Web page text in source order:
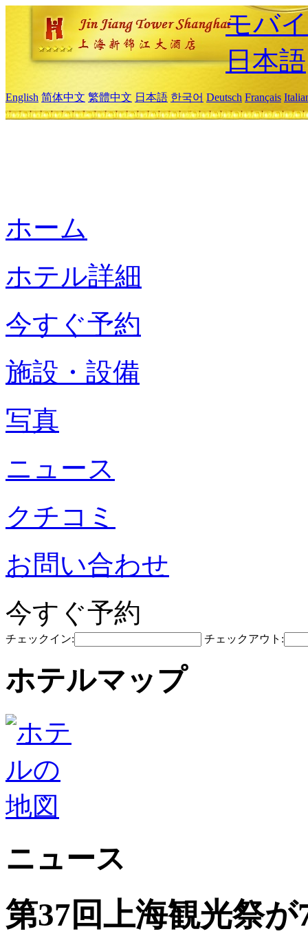
モバ
日本語
English 简体中文 繁體中文 日本語 한국어 Deutsch Français
ホーム
ホテル詳細
今すぐ予約
施設・設備
写真
ニュース
クチコミ
お問い合わせ
今すぐ予約
チェックイン: チェックアウト:
ホテルマップ
ニュース
第37回上海観光祭